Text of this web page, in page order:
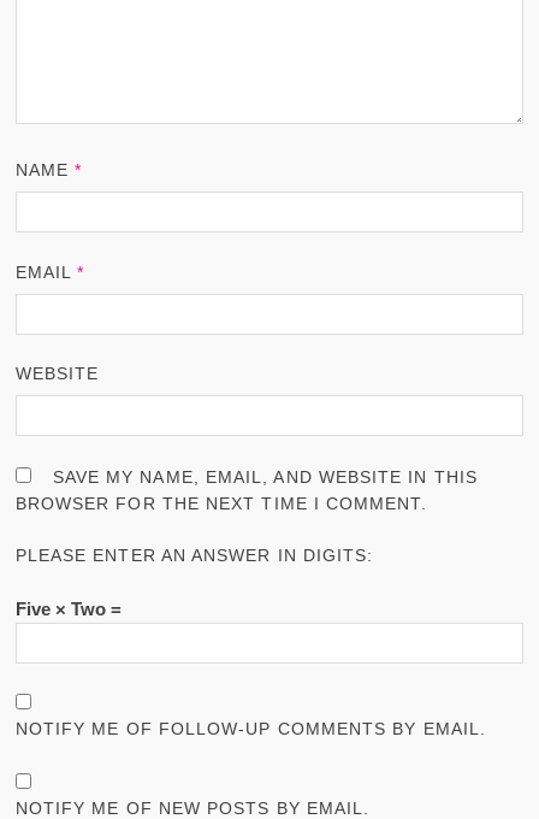
NAME*
EMAIL*
WEBSITE
SAVE MY NAME, EMAIL, AND WEBSITE IN THIS
BROWSER FOR THE NEXT TIME I COMMENT.
PLEASE ENTER AN ANSWER IN DIGITS:
Five × Two =
NOTIFY ME OF FOLLOW-UP COMMENTS BY EMAIL.
NOTIFY ME OF NEW POSTS BY EMAIL.